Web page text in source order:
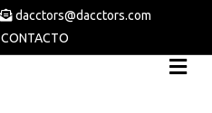
dacctors@dacctors.com
CONTACTO